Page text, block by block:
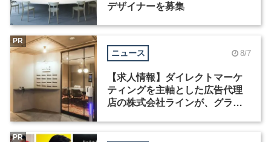
デザイナーを募集
ニュース 8/7
【求人情報】ダイレクトマーケ
ティングを主軸とした広告代理
店の株式会社ラインが、グラフ
PR
PR